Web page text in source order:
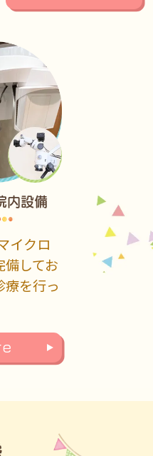
内設備
イクロ
備してお
療を行っ